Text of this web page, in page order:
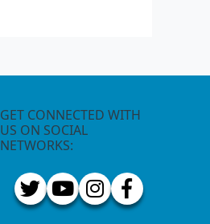
GET CONNECTED WITH
US ON SOCIAL
NETWORKS: